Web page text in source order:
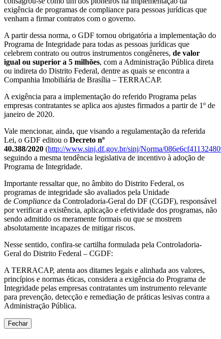
exigência de programas de compliance para pessoas jurídicas que
venham a firmar contratos com o governo.
A partir dessa norma, o GDF tornou obrigatória a implementação do
Programa de Integridade para todas as pessoas jurídicas que
celebrem contrato ou outros instrumentos congêneres, de valor
igual ou superior a 5 milhões, com a Administração Pública direta
ou indireta do Distrito Federal, dentre as quais se encontra a
Companhia Imobiliária de Brasília – TERRACAP.
A exigência para a implementação do referido Programa pelas
empresas contratantes se aplica aos ajustes firmados a partir de 1º de
janeiro de 2020.
Vale mencionar, ainda, que visando a regulamentação da referida
Lei, o GDF editou o Decreto nº
40.388/2020 (http://www.sinj.df.gov.br/sinj/Norma/
seguindo a mesma tendência legislativa de incentivo à adoção de
Programa de Integridade.
Importante ressaltar que, no âmbito do Distrito Federal, os
programas de integridade são avaliados pela Unidade
de Compliance da Controladoria-Geral do DF (CGDF), responsável
por verificar a existência, aplicação e efetividade dos programas, não
sendo admitido os meramente formais ou que se mostrem
absolutamente incapazes de mitigar riscos.
Nesse sentido, confira-se cartilha formulada pela Controladoria-
Geral do Distrito Federal – CGDF:
A TERRACAP, atenta aos ditames legais e alinhada aos valores,
princípios e normas éticas, considera a exigência do Programa de
Integridade pelas empresas contratantes um instrumento relevante
para prevenção, detecção e remediação de práticas lesivas contra a
Administração Pública.
Fechar